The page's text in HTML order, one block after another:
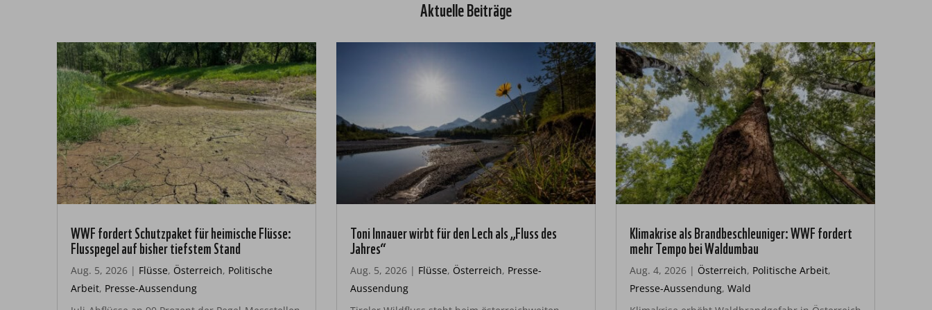
Aktuelle Beiträge
WWF fordert Schutzpaket für heimische Flüsse:
Flusspegel auf bisher tiefstem Stand
Aug. 5, 2026 | Flüsse, Österreich, Politische
Arbeit, Presse-Aussendung
Toni Innauer wirbt für den Lech als „Fluss des
Jahres“
Aug. 5, 2026| Flüsse, Österreich, Presse-
Aussendung
Klimakrise als Brandbeschleuniger: WWF fordert
mehr Tempo bei Waldumbau
Aug. 4, 2026| Österreich, Politische Arbeit,
Presse-Aussendung, Wald